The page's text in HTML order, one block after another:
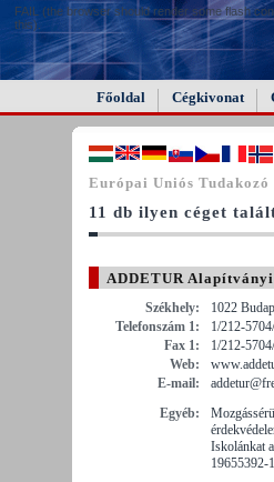
FAIL (the browser should render some flash
this).
Főoldal Cégkivonat
Európai Uniós Tudakozó
11 db ilyen céget
ADDETUR
Székhely:
1022
Telefonszám 1:
1/212-
Fax 1:
1/212-
Web:
E-mail:
Egyéb:
Iskolánkat
19655392-